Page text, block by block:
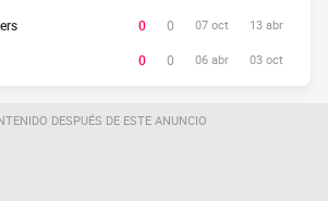
0 0 07 oct 13 abr
0 0 06 abr 03 oct
DESPUÉS DE ESTE ANUNCIO